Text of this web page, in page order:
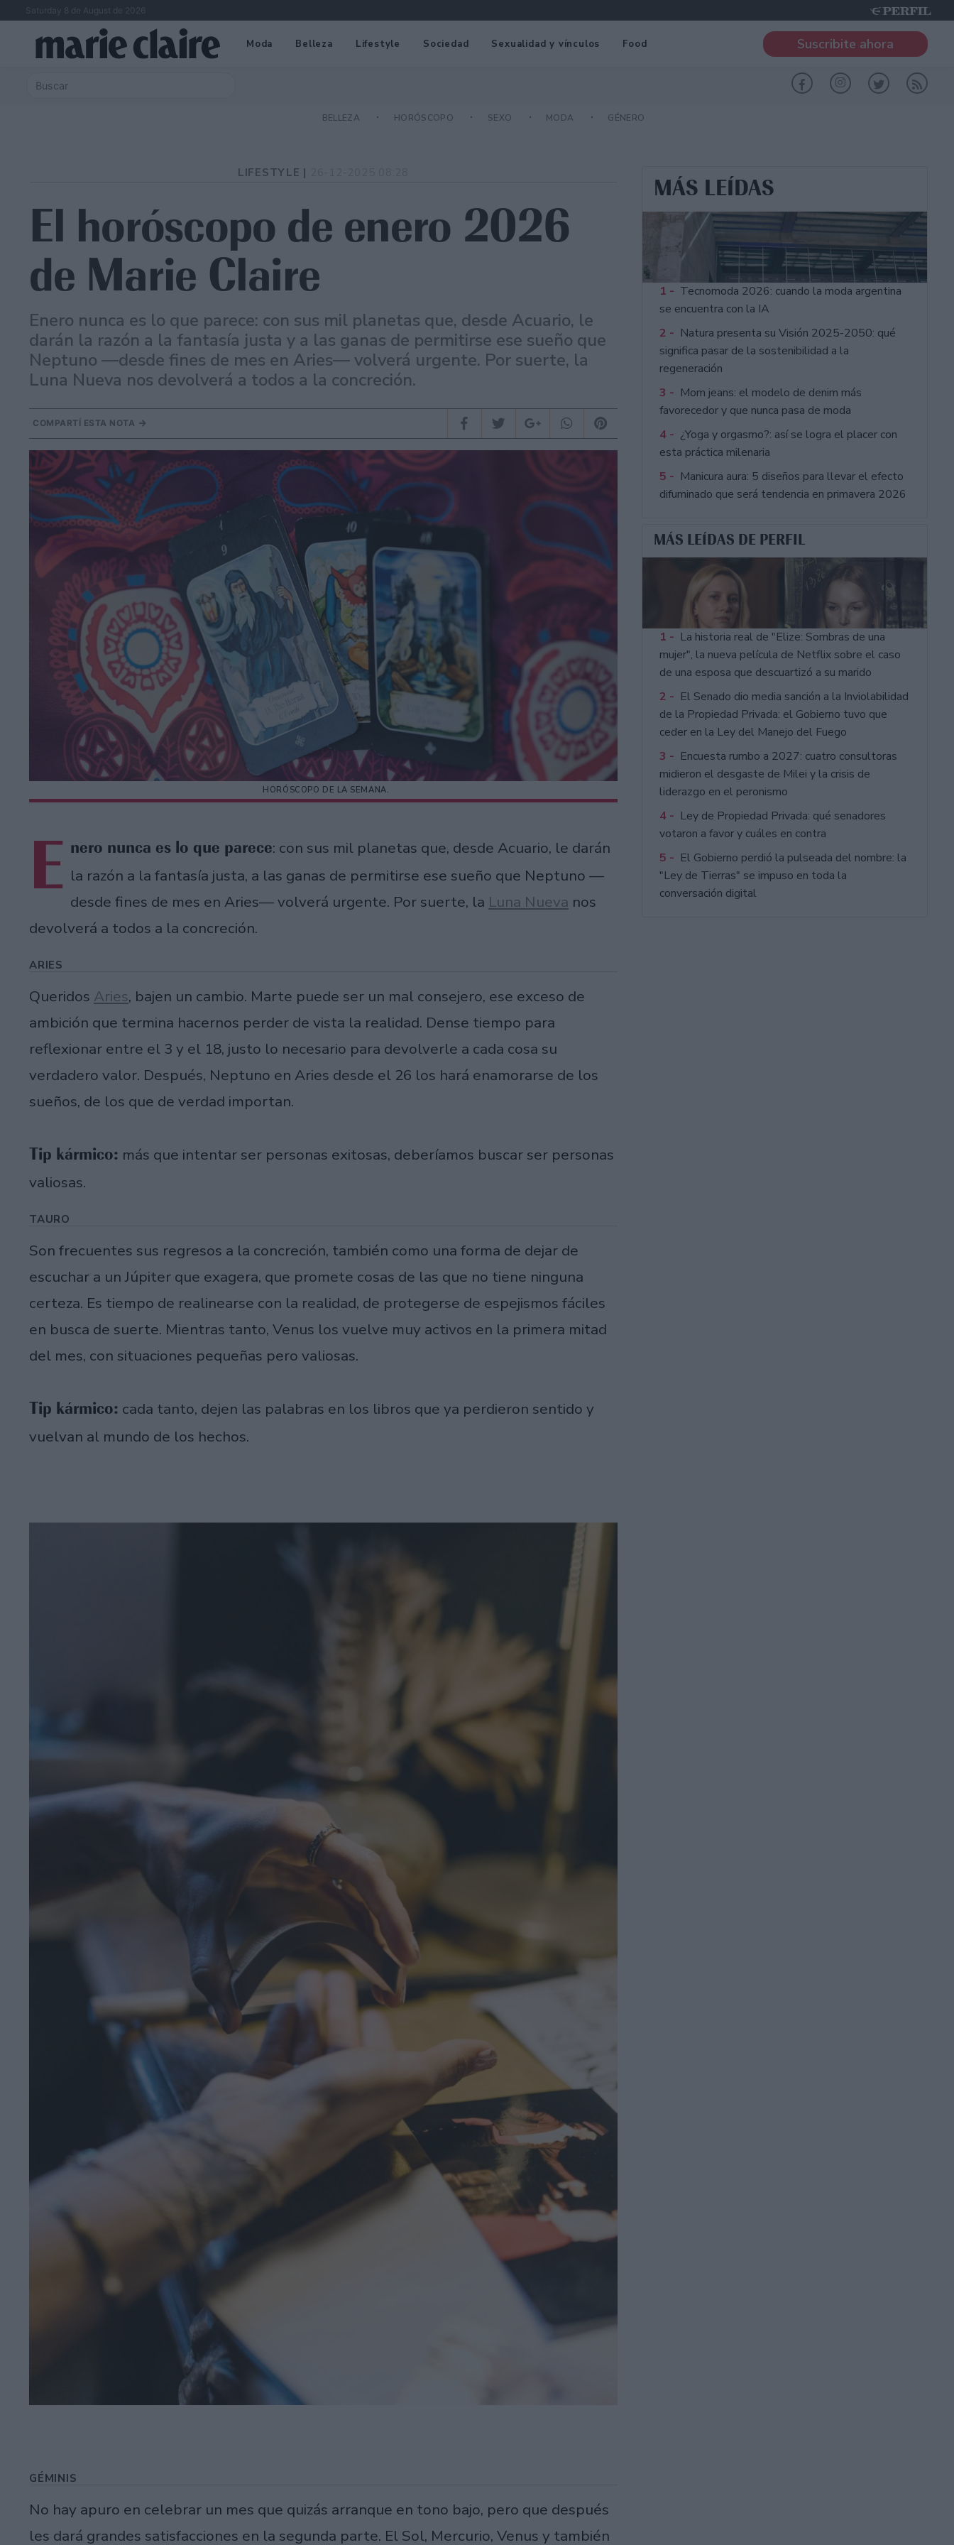
Saturday 8 de August de 2026
Moda Belleza Lifestyle Sociedad Sexualidad y vínculos Food Suscribite ahora
BELLEZA HORÓSCOPO SEXO MODA GÉNERO
LIFESTYLE |
El horóscopo de enero 2026
de Marie Claire
Enero nunca es lo que parece: con sus mil planetas que, desde Acuario, le
darán la razón a la fantasía justa y a las ganas de permitirse ese sueño que
Neptuno —desde fines de mes en Aries— volverá urgente. Por suerte, la
Luna Nueva nos devolverá a todos a la concreción.
COMPARTÍ ESTA NOTA
HORÓSCOPO DE LA SEMANA.
E nero nunca es lo que parece: con sus mil planetas que, desde Acuario, le darán
la razón a la fantasía justa, a las ganas de permitirse ese sueño que Neptuno —
desde fines de mes en Aries— volverá urgente. Por suerte, la Luna Nueva nos
devolverá a todos a la concreción.
ARIES
Queridos Aries, bajen un cambio. Marte puede ser un mal consejero, ese exceso de
ambición que termina hacernos perder de vista la realidad. Dense tiempo para
reflexionar entre el 3 y el 18, justo lo necesario para devolverle a cada cosa su
verdadero valor. Después, Neptuno en Aries desde el 26 los hará enamorarse de los
sueños, de los que de verdad importan.
Tip kármico: más que intentar ser personas exitosas, deberíamos buscar ser personas
valiosas.
TAURO
Son frecuentes sus regresos a la concreción, también como una forma de dejar de
escuchar a un Júpiter que exagera, que promete cosas de las que no tiene ninguna
certeza. Es tiempo de realinearse con la realidad, de protegerse de espejismos fáciles
en busca de suerte. Mientras tanto, Venus los vuelve muy activos en la primera mitad
del mes, con situaciones pequeñas pero valiosas.
Tip kármico: cada tanto, dejen las palabras en los libros que ya perdieron sentido y
vuelvan al mundo de los hechos.
GÉMINIS
No hay apuro en celebrar un mes que quizás arranque en tono bajo, pero que después
les dará grandes satisfacciones en la segunda parte. El Sol, Mercurio, Venus y también
MÁS LEÍDAS
1 - Tecnomoda 2026: cuando la moda argentina
se encuentra con la IA
2 - Natura presenta su Visión 2025-2050: qué
significa pasar de la sostenibilidad a la
regeneración
3 - Mom jeans: el modelo de denim más
favorecedor y que nunca pasa de moda
4 - ¿Yoga y orgasmo?: así se logra el placer con
esta práctica milenaria
5 - Manicura aura: 5 diseños para llevar el efecto
difuminado que será tendencia en primavera 2026
MÁS LEÍDAS DE PERFIL
1 - La historia real de "Elize: Sombras de una
mujer", la nueva película de Netflix sobre el caso
de una esposa que descuartizó a su marido
2 - El Senado dio media sanción a la Inviolabilidad
de la Propiedad Privada: el Gobierno tuvo que
ceder en la Ley del Manejo del Fuego
3 - Encuesta rumbo a 2027: cuatro consultoras
midieron el desgaste de Milei y la crisis de
liderazgo en el peronismo
4 - Ley de Propiedad Privada: qué senadores
votaron a favor y cuáles en contra
5 - El Gobierno perdió la pulseada del nombre: la
"Ley de Tierras" se impuso en toda la
conversación digital